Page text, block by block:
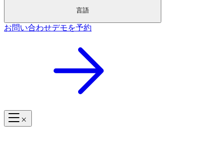
言語
お問い合わせデモを予約